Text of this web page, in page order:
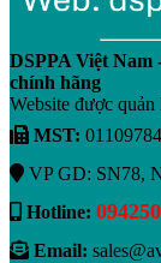
DSPPA Việt Nam
chính hãng
Website được
MST:
VP GD: SN78,
Hotline:
Email: